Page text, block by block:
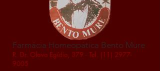
Farmácia Homeopática Bento Mure
R. Dr. Olavo Egídio, 379 - Tel. (11) 2977-
9005